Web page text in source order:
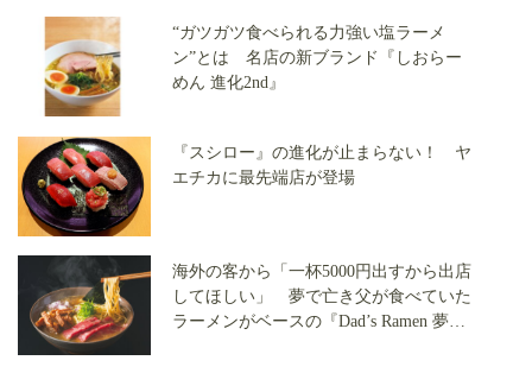
“ガツガツ食べられる力強い塩ラーメ
ン”とは 名店の新ブランド『しおらー
めん 進化2nd』
『スシロー』の進化が止まらない！ ヤ
エチカに最先端店が登場
海外の客から「一杯5000円出すから出店
してほしい」 夢で亡き父が食べていた
ラーメンがベースの『Dad’s Ramen 夢に